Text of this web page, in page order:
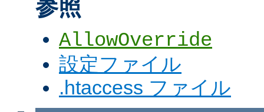
参照
AllowOverride
設定ファイル
.htaccess ファイル